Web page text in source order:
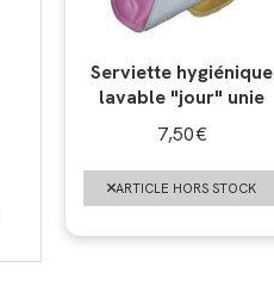
Serviette hygiénique
lavable "jour" unie
7,50€
ARTICLE HORS STOCK